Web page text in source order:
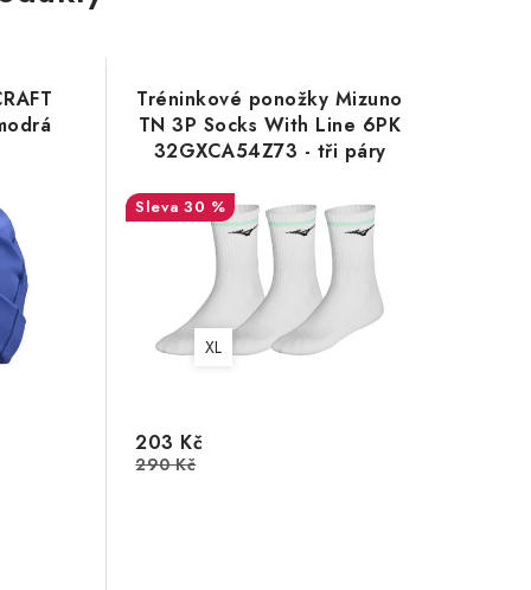
Tréninkové ponožky Mizuno
TN 3P Socks With Line 6PK
32GXCA54Z73 - tři páry
30 %
XL
203 Kč
290 Kč